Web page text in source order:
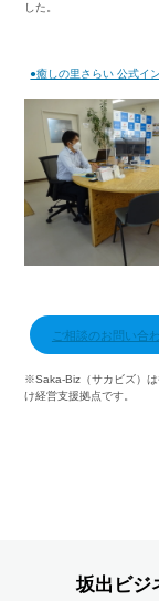
した。
●癒しの里さらい 公式イ
ご相談のお問い合
※Saka-Biz（サカビズ）は
け経営支援拠点です。
坂出ビジ